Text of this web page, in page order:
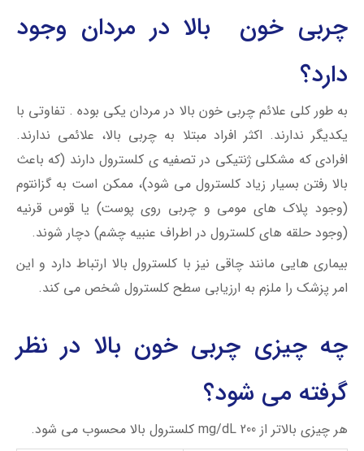
چربی خون بالا در مردان وجود
دارد؟
به طور کلی علائم چربی خون بالا در مردان یکی بوده . تفاوتی با
یکدیگر ندارند. اکثر افراد مبتلا به چربی بالا، علائمی ندارند.
افرادی که مشکلی ژنتیکی در تصفیه ی کلسترول دارند (که باعث
بالا رفتن بسیار زیاد کلسترول می شود)، ممکن است به گزانتوم
(وجود پلاک های مومی و چربی روی پوست) یا قوس قرنیه
(وجود حلقه های کلسترول در اطراف عنبیه چشم) دچار شوند.
بیماری هایی مانند چاقی نیز با کلسترول بالا ارتباط دارد و این
امر پزشک را ملزم به ارزیابی سطح کلسترول شخص می کند.
چه چیزی چربی خون بالا در نظر
گرفته می شود؟
هر چیزی بالاتر از 200 mg/dL کلسترول بالا محسوب می شود.